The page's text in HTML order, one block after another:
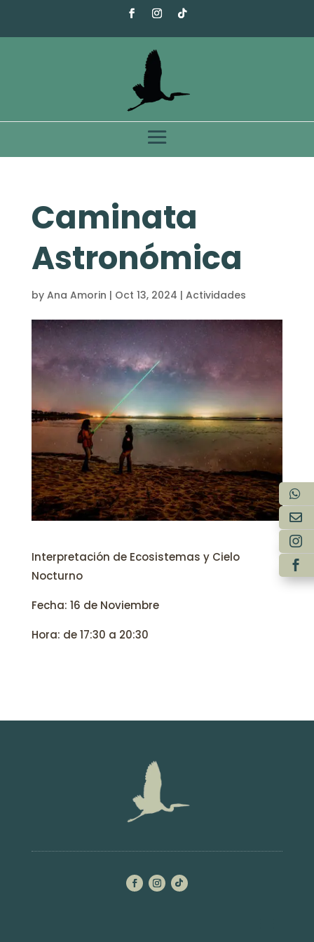
Caminata
Astronómica
by Ana Amorin | Oct 13, 2024 | Actividades
Interpretación de Ecosistemas y Cielo
Nocturno
Fecha: 16 de Noviembre
Hora: de 17:30 a 20:30